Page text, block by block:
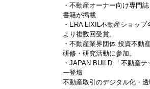
・不動産オーナー向け専門
書籍が掲載
・ERA LIXIL不動産ショッ
より複数回受賞。
・不動産業界団体 投資不動
研修・研究活動に参加。
・JAPAN BUILD 「不動産
ー登壇
不動産取引のデジタル化・